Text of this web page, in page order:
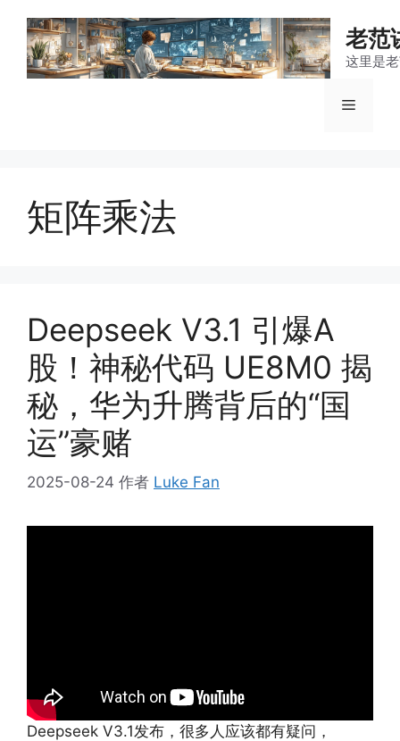
老范
这里是
菜
矩阵乘法
Deepseek V3.1 引爆A
股！神秘代码 UE8M0 揭
秘，华为升腾背后的“国
运”豪赌
2025-08-24 作者 Luke Fan
Deepseek V3.1发布，很多人应该都有疑问，